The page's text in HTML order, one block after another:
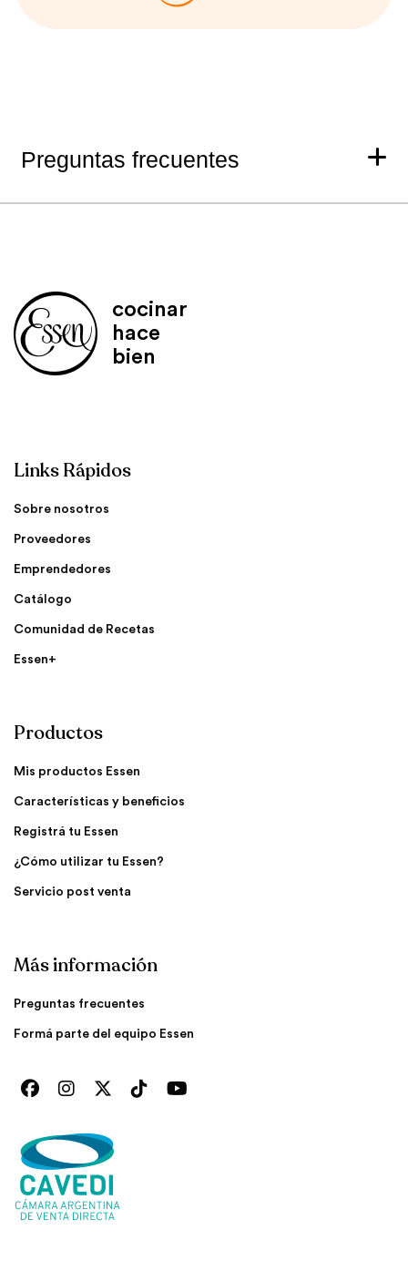
Preguntas frecuentes
cocinar
hace
bien
Links Rápidos
Sobre nosotros
Proveedores
Emprendedores
Catálogo
Comunidad de Recetas
Essen+
Productos
Mis productos Essen
Características y beneficios
Registrá tu Essen
¿Cómo utilizar tu Essen?
Servicio post venta
Más información
Preguntas frecuentes
Formá parte del equipo Essen